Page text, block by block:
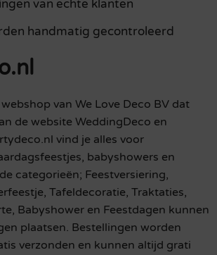
van echte klanten
handmatig gecontroleerd
van We Love Deco BV dat
de website WeddingDeco en
vind je alles voor
babyshowers en
categorieën; Feestversiering,
Tafeldecoratie, Traktaties,
Babyshower en Feestdagen kunnen
plaatsen. Bestellingen worden
verzonden en kunnen altijd grati